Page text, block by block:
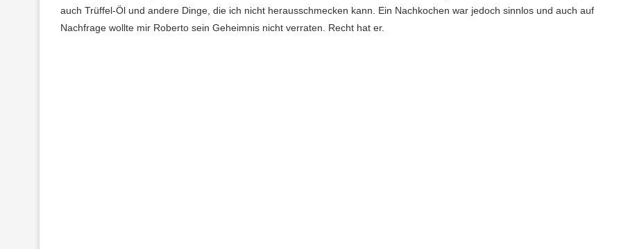
auch Trüffel-Öl und andere Dinge, die ich nicht herausschmecken kann. Ein Nachkochen war jedoch sinnlos und auch auf
Nachfrage wollte mir Roberto sein Geheimnis nicht verraten. Recht hat er.